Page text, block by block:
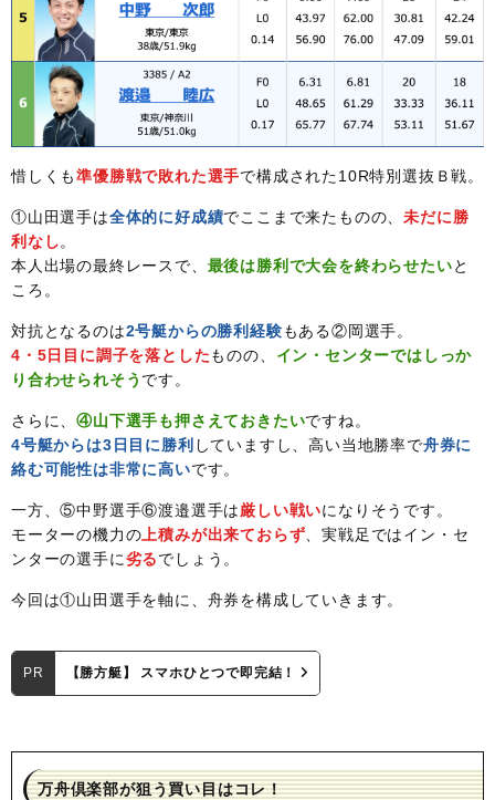
惜しくも準優勝戦で敗れた選手で構成された10R特別選抜Ｂ戦。
①山田選手は全体的に好成績でここまで来たものの、未だに勝
利なし。
本人出場の最終レースで、 最後は勝利で大会を終わらせたいと
ころ。
対抗となるのは2号艇からの勝利経験もある②岡選手。
4・5日目に調子を落としたものの、 イン・センターではしっか
り合わせられそう です。
さらに、④山下選手も押さえておきたいですね。
4号艇からは3日目に勝利 していますし、高い当地勝率で舟券に
絡む可能性は非常に高いです。
一方、⑤中野選手⑥渡邉選手は厳しい戦いになりそうです。
モーターの機力の上積みが出来ておらず、実戦足ではイン・セ
ンターの選手に劣るでしょう。
今回は①山田選手を軸に、舟券を構成していきます。
PR 【勝方艇】 スマホひとつで即完結！
万舟倶楽部が狙う買い目はコレ！